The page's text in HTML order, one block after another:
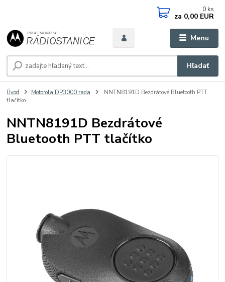
Menu
Hľadať
0 ks
za 0,00 EUR
Úvod Motorola DP3000 rada
NNTN8191D Bezdrátové Bluetooth PTT
tlačítko
NNTN8191D Bezdrátové
Bluetooth PTT tlačítko